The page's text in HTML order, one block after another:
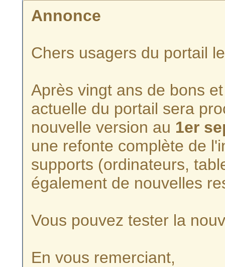
Annonce
Chers usagers du portail
Après vingt ans de bons
actuelle du portail sera
nouvelle version au 1er
une refonte complète de
supports (ordinateurs,
également de nouvelles
Vous pouvez tester la
En vous remerciant,